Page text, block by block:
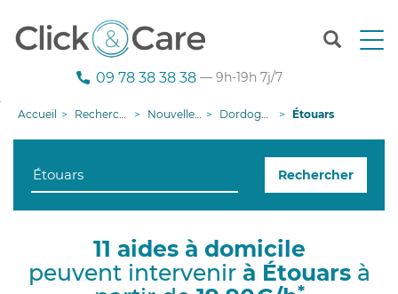
T
n
g
09 78 38 38 38 — 9h-19h 7j/7
Accueil Recherche aide à domicile Nouvelle-Aquitaine Dordogne Étouars
Rechercher
11 aides à domicile
peuvent intervenir à Étouarsà